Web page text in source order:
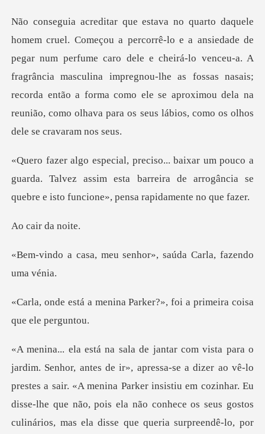
perfume caro dele e cheirá-lo venceu-a. A
fragrância masculina impregnou-lhe as fossas nasais;
recorda então a fo
a
guarda. Talvez assim esta barreira de arrogância se
q
ir da
u senhor», saúda Carl
a Parker?», foi a primeir
r insistiu em cozinhar. Eu
disse-lhe que não, pois ela não conhece os seus gostos
culinários, mas ela disse que queria surpreendê-lo, por